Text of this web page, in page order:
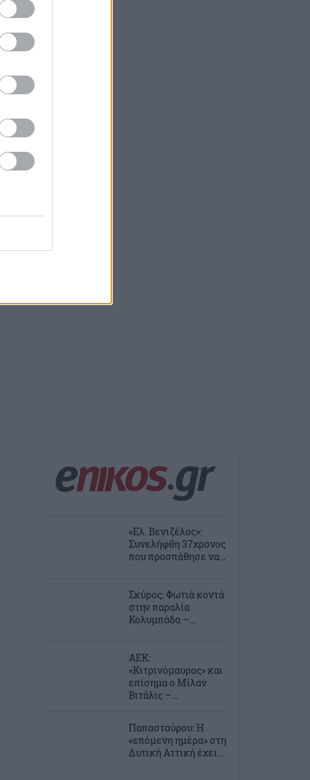
«Ελ. Βενιζέλος»:
Συνελήφθη 37χρονος
που προσπάθησε να...
Σκύρος: Φωτιά κοντά
στην παραλία
Κολυμπάδα –...
ΑΕΚ:
«Κιτρινόμαυρος» και
επίσημα ο Μίλαν
Βιτάλις –...
Παπασταύρου: Η
«επόμενη ημέρα» στη
Δυτική Αττική έχει...